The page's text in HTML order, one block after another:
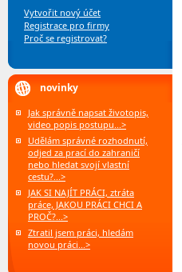
Vytvořit nový účet
Registrace pro firmy
Proč se registrovat?
novinky
Jak správně napsat životopis,
video popis postupu...>
Udělám správné rozhodnutí,
odjed za prací do zahraničí
nebo hledat svojí vlastní
cestu?...>
JAK SI NAJÍT PRÁCI, ztráta
práce, JAKOU PRÁCI CHCI A
PROČ?...>
Ztratil jsem práci, hledám
novou práci...>